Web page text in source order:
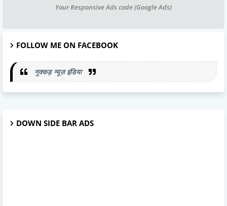
Your Responsive Ads code (Google Ads)
FOLLOW ME ON FACEBOOK
नुक्कड़ न्यूज़ इंडिया
DOWN SIDE BAR ADS